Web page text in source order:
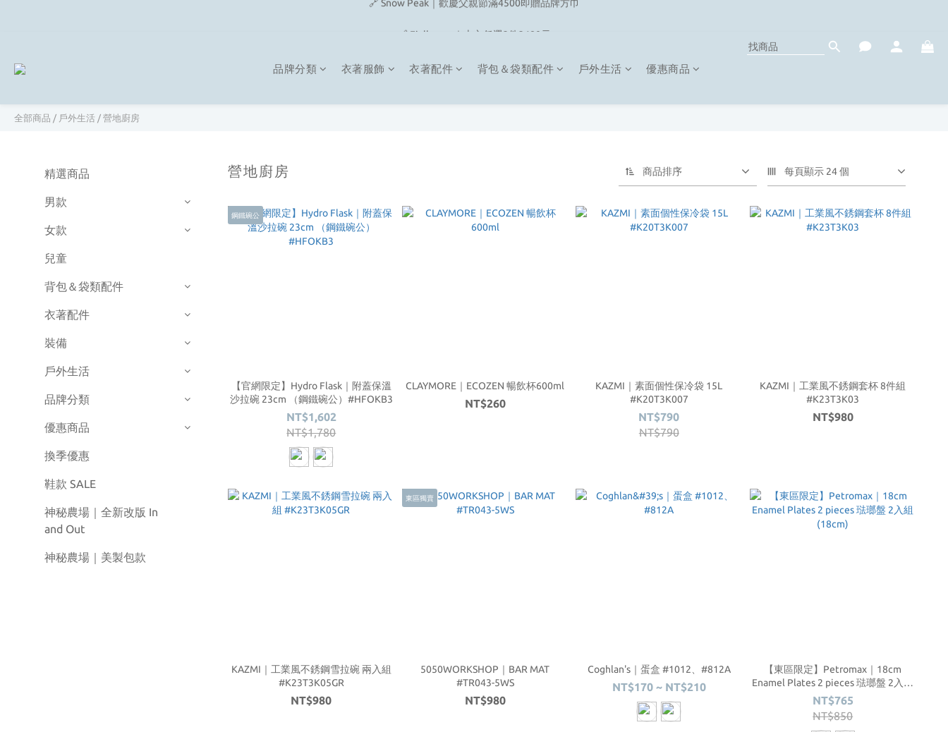
品牌分類 衣著服飾 衣著配件 背包＆袋類配件 戶外生活 優惠商品
全部商品 / 戶外生活 / 營地廚房
精選商品
男款
女款
兒童
背包＆袋類配件
衣著配件
裝備
戶外生活
品牌分類
優惠商品
換季優惠
鞋款 SALE
神秘農場｜全新改版 In
and Out
神秘農場｜美製包款
營地廚房 商品排序 每頁顯示 24 個
鋼鐵碗公
【官網限定】Hydro Flask｜附蓋保溫
沙拉碗 23cm （鋼鐵碗公）#HFOKB3
NT$1,602
NT$1,780
CLAYMORE｜ECOZEN 暢飲杯600ml
NT$260
KAZMI｜素面個性保冷袋 15L
#K20T3K007
NT$790
NT$790
KAZMI｜工業風不銹鋼套杯 8件組
#K23T3K03
NT$980
KAZMI｜工業風不銹鋼雪拉碗 兩入組
#K23T3K05GR
NT$980
東區獨賣
5050WORKSHOP｜BAR MAT
#TR043-5WS
NT$980
Coghlan's｜蛋盒 #1012、#812A
NT$170 ~ NT$210
【東區限定】Petromax｜18cm
Enamel Plates 2 pieces 琺瑯盤 2入組
(18cm)
NT$765
NT$850